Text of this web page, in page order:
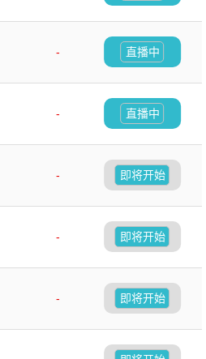
-
直播中
-
直播中
-
即将开始
-
即将开始
-
即将开始